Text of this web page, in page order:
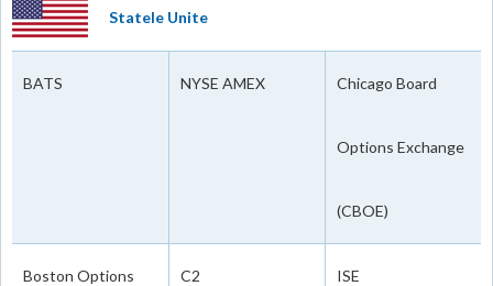
Statele Unite
BATS NYSE AMEX Chicago Board
Options Exchange
(CBOE)
Boston Options C2 ISE